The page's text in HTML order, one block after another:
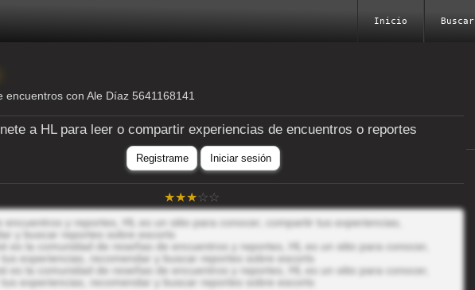
Inicio Buscar
encuentros con Ale Díaz 5641168141
a HL para leer o compartir experiencias de encuentros o reportes
Registrame Iniciar sesión
encuentros y reportes, HL es un sitio para conocer, compartir tus experiencias,
y buscar reportes sobre escorts
es la comunidad de reseñas de encuentros y reportes, HL es un sitio para conocer,
tus experiencias, recomendar y buscar reportes sobre escorts
es la comunidad de reseñas de encuentros y reportes, HL es un sitio para conocer,
tus experiencias, recomendar y buscar reportes sobre escorts